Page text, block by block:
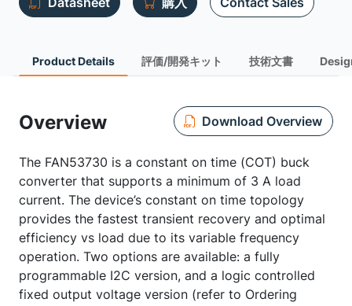
Product Details 評価/開発キット 技術文書
Overview Download Overview
The FAN53730 is a constant on time (COT) buck
converter that supports a minimum of 3 A load
current. The device’s constant on time topology
provides the fastest transient recovery and optimal
efficiency vs load due to its variable frequency
operation. Two options are available: a fully
programmable I2C version, and a logic controlled
fixed output voltage version (refer to Ordering